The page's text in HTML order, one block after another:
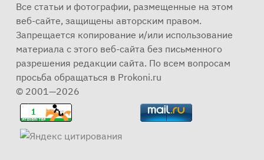
Все статьи и фотографии, размещенные на этом
веб-сайте, защищены авторским правом.
Запрещается копирование и/или использование
материала с этого веб-сайта без письменного
разрешения редакции сайта. По всем вопросам
просьба обращаться в Prokoni.ru
© 2001—2026